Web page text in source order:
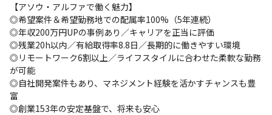
【アソウ・アルファで働く魅力】
◎希望案件＆希望勤務地での配属率100%（5年連続）
◎年収200万円UPの事例あり／キャリアを正当に評価
◎残業20h以内／有給取得率8.8日／長期的に働きやすい環境
◎リモートワーク6割以上／ライフスタイルに合わせた柔軟な勤務
が可能
◎自社開発案件もあり、マネジメント経験を活かすチャンスも豊
富
◎創業153年の安定基盤で、将来も安心